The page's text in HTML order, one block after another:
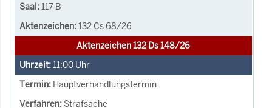
117 B
132 Cs 68/26
Aktenzeichen 132 Ds 148/26
11:00 Uhr
Hauptverhandlungstermin
Strafsache